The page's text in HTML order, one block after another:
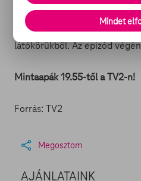
Adós Kata és ügyvéd Szabi
játszótérre, de a vita
látókörükből. Az epizód
Mintaapák 19.55-től a TV2-n!
Forrás: TV2
Megosztom
AJÁNLATAINK
Mindet